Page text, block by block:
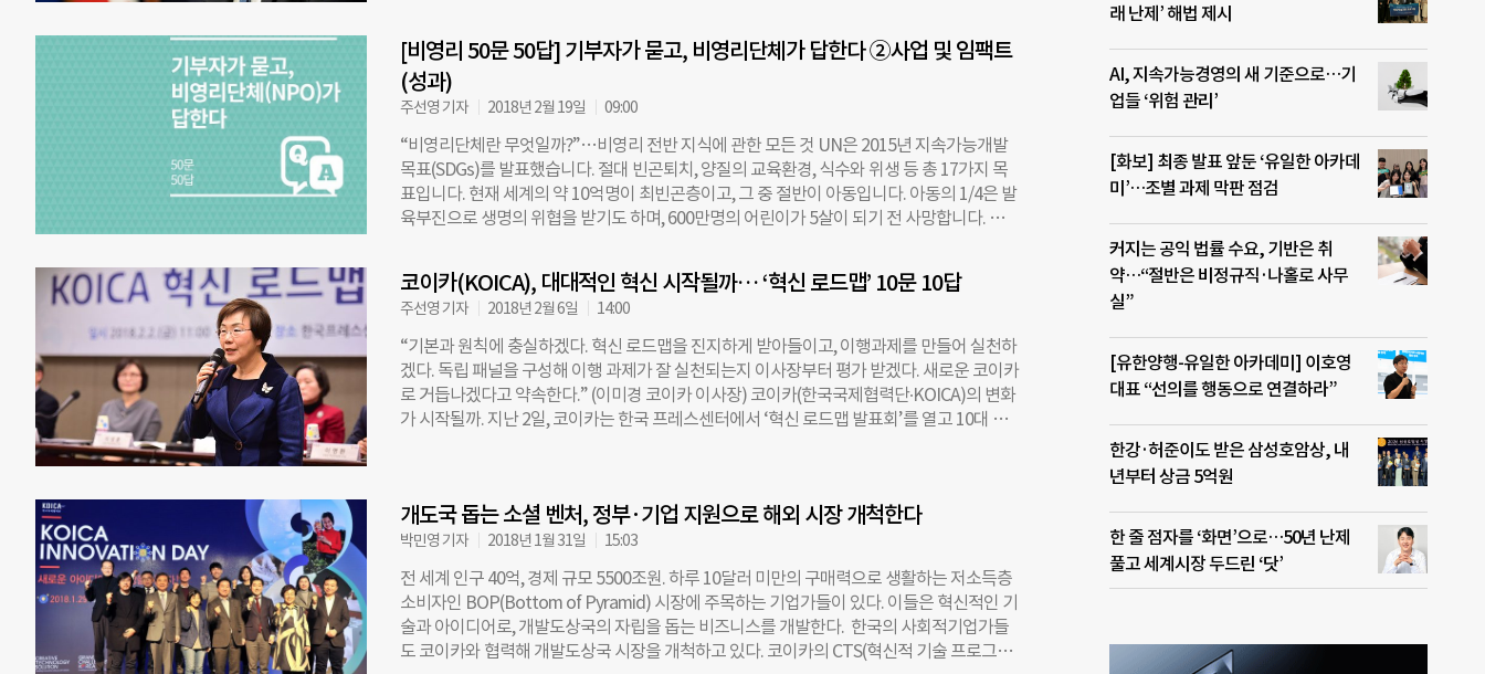
인 11만733명, 아동 23만1059명에 달한다. 실제로 HIV 감염률이 높은 남아프리카공화국에
서는 미국의 원조 중단 이후 지난 3~4월에 HIV 검사
에 그쳤을 때 이뤄진 것”이라며 “지금은 상황이 달라졌다”는 내용이 포함됐다. 이어 우크라이
나 지원도 원조 예산에 신규 포함되면서 2026년까지 약속 금액을 마련하는 건 ‘엄청난 도
전’이라는 우려도 기술됐다. 정부 관리들은 116억파운드를 원조금으로 지원하기 위해선 외
도주의 지원이나 여성 지원 기금이 줄어들 수 있다는 설명이다. 이에 관리들은 개도국 원조금
비중을 예산의 50%로 줄이는 방안을 고려 중이다. 또 원조금 지원 일자를 미루거나, 재무부
로부터 일회성 재정 지원을 받는 선택지도 제시했다. 생물다양성 프로그램 연구·개발 비용에
서 원조금을 떼오자는 의견도 나왔다. 영국은 2021년 기준 지난 5년간 개도국 원조금으로 58
에 달하는 116억파운드를 제공할 계획이었다. 이 중 30억 파운드(약 5조원)는 지난해 12월 생
물다양성협약 당사국총회(COP15)에서 약속한 자연보호·복원 비용에 사용될 예정이다. 정
부의 원조 축소 계획에 비판 목소리도 커지고
[비영리 50문 50답] 기부자가 묻고, 비영리단체가 답한다 ②사업 및 임팩트
(성과)
주선영 기자 2018년 2월 19일 09:00
“비영리단체란 무엇일까?”…비영리 전반 지식에 관한 모든 것 UN은 2015년 지속가능개발
목표(SDGs)를 발표했습니다. 절대 빈곤퇴치, 양질의 교육환경, 식수와 위생 등 총 17가지 목
표입니다. 현재 세계의 약 10억명이 최빈곤층이고, 그 중 절반이 아동입니다. 아동의 1/4은 발
육부진으로 생명의 위협을 받기도 하며, 600만명의 어린이가 5살이 되기 전 사망합니다. 이처
문에 기본적인 생존을 위한 지원이 절실합니다. 한국 역시 전 세계로부터 많은 도움을 받고 성
장한 나라입니다. 6.25전쟁 전후 한국은 전 세계로부터 많은 도움을 받았습니다. 월드비전이
나 초록우산 어린이재단 모두 한국전쟁 전후 들어와, 얼굴도 모르는 한국의 어린이를 돕기 위
해 활동했습니다. 한국전쟁 이후 43년간 여러 나라와 비영리단체의 도움을 받으며 성장한 우
리나라에서 다시 어려운 나라를 도울 수 있게 된 건 의미 있는 일입니다. 우리나라에서도 여전
히 도움의 손길이 필요한 곳이 있습니다. 그렇지만 우리나라에선 취약계층을 돌볼 수 있는 복
지 예산이 있고, 앞으로도 늘어날 것입니다. 시리아 난민 아이들처럼 해외에는 국가 자체가 무
단체가 현지에 지원할 역량이 있는 지역을 우선적으로 선정합니다. 각 단체가 활용하는 기준
으로는 국가별 취약계층 아동 수, 빈곤지수(Human Poverty Index), 어린이 안녕지수, 인간
코이카(KOICA), 대대적인 혁신 시작될까… ‘혁신 로드맵’ 10문 10답
주선영 기자 2018년 2월 6일 14:00
“기본과 원칙에 충실하겠다. 혁신 로드맵을 진지하게 받아들이고, 이행과제를 만들어 실천하
겠다. 독립 패널을 구성해 이행 과제가 잘 실천되는지 이사장부터 평가 받겠다. 새로운 코이카
로 거듭나겠다고 약속한다.” (이미경 코이카 이사장) 코이카(한국국제협력단∙KOICA)의 변화
가 시작될까. 지난 2일, 코이카는 한국 프레스센터에서 ‘혁신 로드맵 발표회’를 열고 10대 코
을 대대적으로 혁신할 의지를 내비쳤다. 이번 ‘혁신 로드맵’은 지난해 12월 7일 발족한 ‘코이
카 혁신위원회’에서 도출한 내용이다. 지난해 11월 29일 취임한 이미경 이사장은 취임사에서
“KOICA는 창립 이래 최대 위기에 직면하고 있다”며 “작년 최순실 국정농단 사건과 연루된
코리아 에이드 사건을 계기로 국민적 지지와 신뢰가 추락했고, 이어지는 기관 내부의 각종 도
덕적 해이 때문에 현장의 봉사자는 물론이고 임직원들의 사기도 땅에 떨어졌다”고 지적하며,
취임 후 9일만에 ‘혁신위원회’를 발족했다. 이날 혁신 로드맵 발표회에서 이 이사장은 “혁신
위원들과 함께 모든 팀의 보고를 받는 것으로 업무를 시작했고, 혁신위원이 공개하는 모든 자
개도국 돕는 소셜 벤처, 정부·기업 지원으로 해외 시장 개척한다
박민영 기자 2018년 1월 31일 15:03
전 세계 인구 40억, 경제 규모 5500조원. 하루 10달러 미만의 구매력으로 생활하는 저소득층
소비자인 BOP(Bottom of Pyramid) 시장에 주목하는 기업가들이 있다. 이들은 혁신적인 기
술과 아이디어로, 개발도상국의 자립을 돕는 비즈니스를 개발한다. 한국의 사회적기업가들
도 코이카와 협력해 개발도상국 시장을 개척하고 있다. 코이카의 CTS(혁신적 기술 프로그램
래 난제’ 해법 제시
AI, 지속가능경영의 새 기준으로…기
업들 ‘위험 관리’
[화보] 최종 발표 앞둔 ‘유일한 아카데
미’…조별 과제 막판 점검
커지는 공익 법률 수요, 기반은 취
약…“절반은 비정규직·나홀로 사무
실”
[유한양행-유일한 아카데미] 이호영
대표 “선의를 행동으로 연결하라”
한강·허준이도 받은 삼성호암상, 내
년부터 상금 5억원
한 줄 점자를 ‘화면’으로…50년 난제
풀고 세계시장 두드린 ‘닷’